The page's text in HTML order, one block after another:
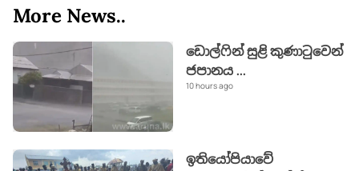
More News..
ඩොල්ෆින් සුළි කුණාටුවෙන්
ජපානය ...
10 hours ago
ඉතියෝපියාවේ